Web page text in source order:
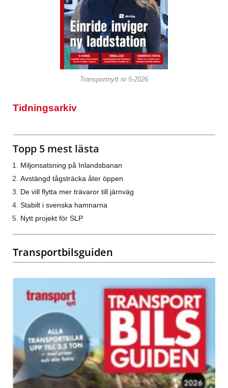
Transportnytt nr 5-2026
Tidningsarkiv
Topp 5 mest lästa
Miljonsatsning på Inlandsbanan
Avstängd tågsträcka åter öppen
De vill flytta mer trävaror till järnväg
Stabilt i svenska hamnarna
Nytt projekt för SLP
Transportbilsguiden